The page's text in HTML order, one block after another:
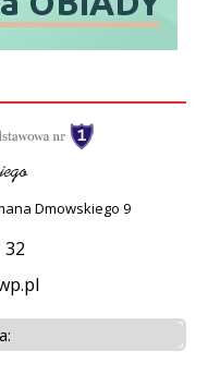
Dmowskiego 9
32